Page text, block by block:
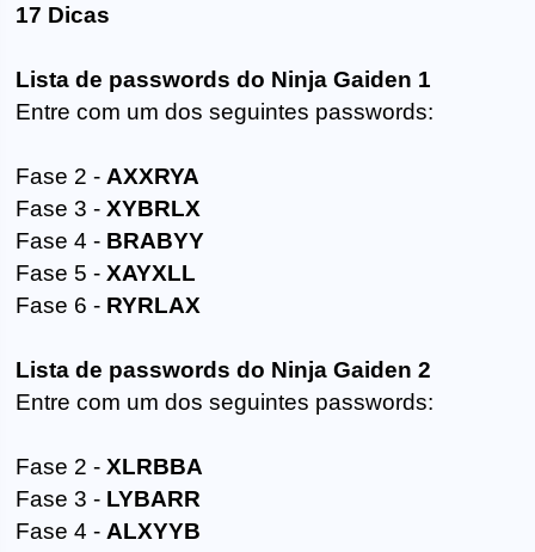
17 Dicas
Lista de passwords do Ninja Gaiden 1
Entre com um dos seguintes passwords:
Fase 2 - AXXRYA
Fase 3 -XYBRLX
Fase 4 - BRABYY
Fase 5 -XAYXLL
Fase 6 - RYRLAX
Lista de passwords do Ninja Gaiden 2
Entre com um dos seguintes passwords:
Fase 2 -XLRBBA
Fase 3 - LYBARR
Fase 4 - ALXYYB